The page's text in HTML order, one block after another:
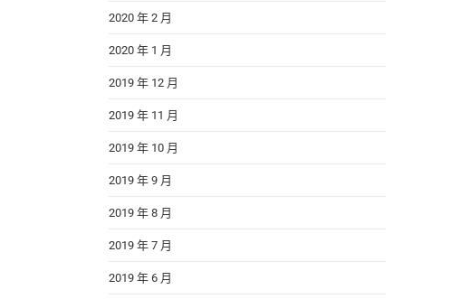
2020 年 2 月
2020 年 1 月
2019 年 12 月
2019 年 11 月
2019 年 10 月
2019 年 9 月
2019 年 8 月
2019 年 7 月
2019 年 6 月